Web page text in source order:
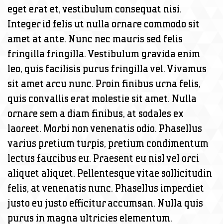
eget erat et, vestibulum consequat nisi.
Integer id felis ut nulla ornare commodo sit
amet at ante. Nunc nec mauris sed felis
fringilla fringilla. Vestibulum gravida enim
leo, quis facilisis purus fringilla vel. Vivamus
sit amet arcu nunc. Proin finibus urna felis,
quis convallis erat molestie sit amet. Nulla
ornare sem a diam finibus, at sodales ex
laoreet. Morbi non venenatis odio. Phasellus
varius pretium turpis, pretium condimentum
lectus faucibus eu. Praesent eu nisl vel orci
aliquet aliquet. Pellentesque vitae sollicitudin
felis, at venenatis nunc. Phasellus imperdiet
justo eu justo efficitur accumsan. Nulla quis
purus in magna ultricies elementum.